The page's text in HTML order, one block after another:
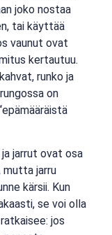
joko nostaa
tai käyttää
vaunut ovat
kertautuu.
runko ja
on
jarrut ovat osa
jarru
kärsii. Kun
se voi olla
jos